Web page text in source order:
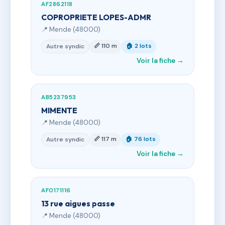
AF2862118
COPROPRIETE LOPES-ADMR
📍 Mende (48000)
Autre syndic 📏 110 m 🏠 2 lots
Voir la fiche →
AB5237953
MIMENTE
📍 Mende (48000)
Autre syndic 📏 117 m 🏠 76 lots
Voir la fiche →
AF0171116
13 rue aigues passe
📍 Mende (48000)